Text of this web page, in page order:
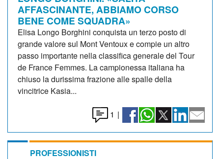
AFFASCINANTE, ABBIAMO CORSO
BENE COME SQUADRA»
Elisa Longo Borghini conquista un terzo posto di
grande valore sul Mont Ventoux e compie un altro
passo importante nella classifica generale del Tour
de France Femmes. La campionessa italiana ha
chiuso la durissima frazione alle spalle della
vincitrice Kasia...
1 |
PROFESSIONISTI